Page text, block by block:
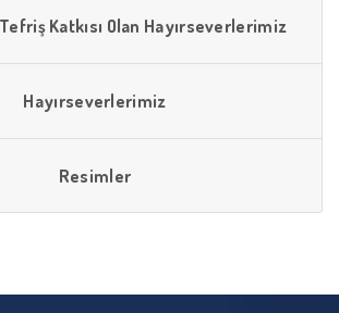
Katkısı Olan Hayırseverlerimiz
Hayırseverlerimiz
Resimler